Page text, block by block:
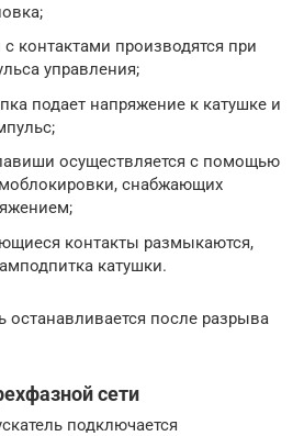
контактами производятся при
управления;
подает напряжение к катушке и
осуществляется с помощью
снабжающих
контакты размыкаются,
катушки.
останавливается после разрыва
сети
подключается